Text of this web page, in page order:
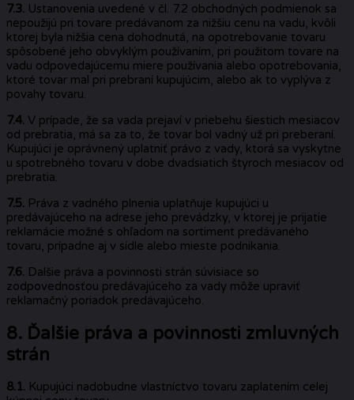
7.3. Ustanovenia uvedené v čl. 7.2 obchodných podmienok sa
nepoužijú pri tovare predávanom za nižšiu cenu na vadu, kvôli
ktorej byla nižšia cena dohodnutá, na opotrebovanie tovaru
spôsobené jeho obvyklým používaním, pri použitom tovare na
vadu odpovedajúcemu miere používania alebo opotrebovania,
ktoré tovar mal pri prebraní kupujúcim, alebo ak to vyplýva z
povahy tovaru.
7.4. V prípade, že sa vada prejaví v priebehu šiestich mesiacov
od prebratia, má sa za to, že tovar bol vadný už pri preberaní.
Kupujúci je oprávnený uplatniť právo z vady, ktorá sa vyskytne
u spotrebného tovaru v dobe dvadsiatich štyroch mesiacov od
prebratia.
7.5. Práva z vadného plnenia uplatňuje kupujúci u
predávajúceho na adrese jeho prevádzky, v ktorej je prijatie
reklamácie možné s ohľadom na sortiment predávaného
tovaru, prípadne aj v sídle alebo mieste podnikania.
7.6. Dalšie práva a povinnosti strán súvisiace so
zodpovednosťou predávajúceho za vady môže upraviť
reklamačný poriadok predávajúceho.
8. Ďalšie práva a povinnosti zmluvných
strán
8.1. Kupujúci nadobudne vlastníctvo tovaru zaplatením celej